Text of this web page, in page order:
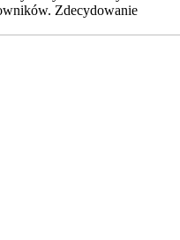
Zdecydowanie